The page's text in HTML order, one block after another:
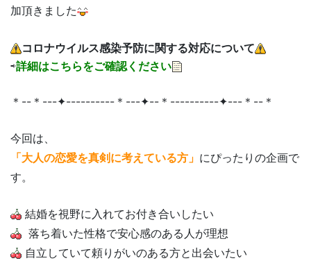
加頂きました
コロナウイルス感染予防に関する対応について
⇨詳細はこちらをご確認ください
＊--＊---✦----------＊---✦--＊----------✦---＊--＊
今回は、
「大人の恋愛を真剣に考えている方」 にぴったりの企画で
す。
結婚を視野に入れてお付き合いしたい
​ 落ち着いた性格で安心感のある人が理想
​ 自立していて頼りがいのある方と出会いたい